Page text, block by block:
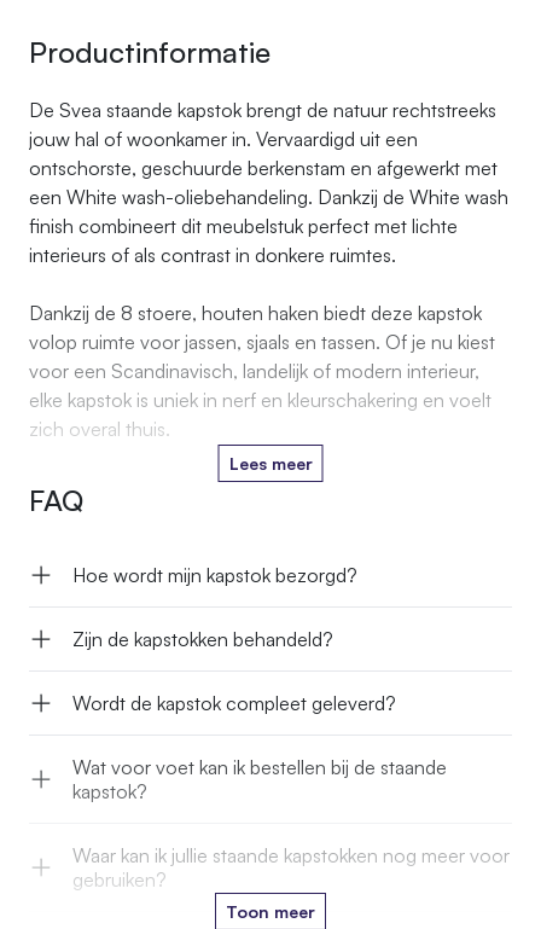
Productinformatie
De Svea staande kapstok brengt de natuur rechtstreeks
jouw hal of woonkamer in. Vervaardigd uit een
ontschorste, geschuurde berkenstam en afgewerkt met
een White wash-oliebehandeling. Dankzij de White wash
finish combineert dit meubelstuk perfect met lichte
interieurs of als contrast in donkere ruimtes.
Dankzij de 8 stoere, houten haken biedt deze kapstok
volop ruimte voor jassen, sjaals en tassen. Of je nu kiest
voor een Scandinavisch, landelijk of modern interieur,
elke kapstok is uniek in nerf en kleurschakering en voelt
zich overal thuis.
Lees meer
FAQ
Hoe wordt mijn kapstok bezorgd?
Zijn de kapstokken behandeld?
Wordt de kapstok compleet geleverd?
Wat voor voet kan ik bestellen bij de staande
kapstok?
Waar kan ik jullie staande kapstokken nog meer voor
gebruiken?
Toon meer